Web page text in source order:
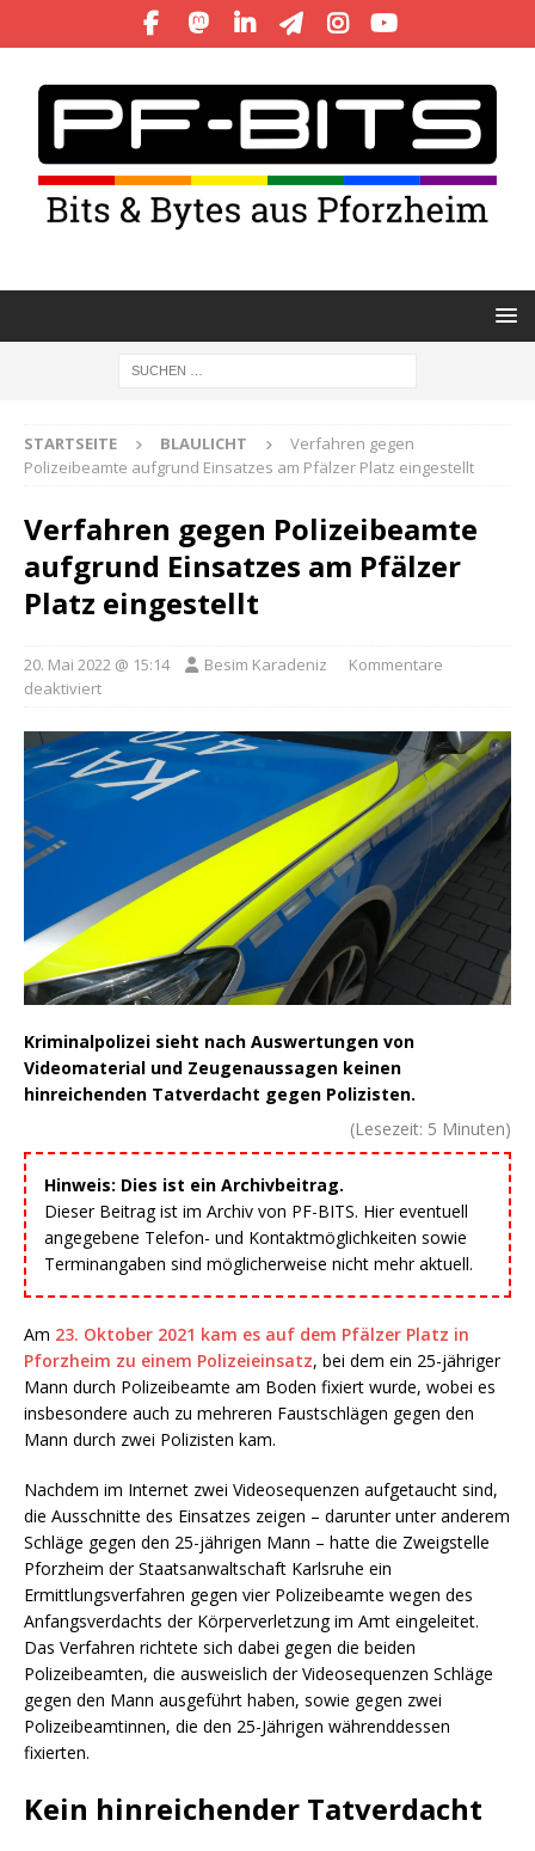
STARTSEITE BLAULICHT
Verfahren gegen
Polizeibeamte aufgrund Einsatzes am Pfälzer Platz eingestellt
Verfahren gegen Polizeibeamte
aufgrund Einsatzes am Pfälzer
Platz eingestellt
20. Mai 2022 @ 15:14 Besim Karadeniz
Kommentare
deaktiviert
Kriminalpolizei sieht nach Auswertungen von
Videomaterial und Zeugenaussagen keinen
hinreichenden Tatverdacht gegen Polizisten.
(Lesezeit: 5 Minuten)
Hinweis: Dies ist ein Archivbeitrag.
Dieser Beitrag ist im Archiv von PF-BITS. Hier eventuell
angegebene Telefon- und Kontaktmöglichkeiten sowie
Terminangaben sind möglicherweise nicht mehr aktuell.
Am 23. Oktober 2021 kam es auf dem Pfälzer Platz in
Pforzheim zu einem Polizeieinsatz, bei dem ein 25-jähriger
Mann durch Polizeibeamte am Boden fixiert wurde, wobei es
insbesondere auch zu mehreren Faustschlägen gegen den
Mann durch zwei Polizisten kam.
Nachdem im Internet zwei Videosequenzen aufgetaucht sind,
die Ausschnitte des Einsatzes zeigen – darunter unter anderem
Schläge gegen den 25-jährigen Mann – hatte die Zweigstelle
Pforzheim der Staatsanwaltschaft Karlsruhe ein
Ermittlungsverfahren gegen vier Polizeibeamte wegen des
Anfangsverdachts der Körperverletzung im Amt eingeleitet.
Das Verfahren richtete sich dabei gegen die beiden
Polizeibeamten, die ausweislich der Videosequenzen Schläge
gegen den Mann ausgeführt haben, sowie gegen zwei
Polizeibeamtinnen, die den 25-Jährigen währenddessen
fixierten.
Kein hinreichender Tatverdacht